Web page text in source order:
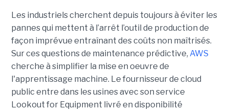
Les industriels cherchent depuis toujours à éviter les
pannes qui mettent à l’arrêt l’outil de production de
façon imprévue entraînant des coûts non maîtrisés.
Sur ces questions de maintenance prédictive, AWS
cherche à simplifier la mise en oeuvre de
l'apprentissage machine. Le fournisseur de cloud
public entre dans les usines avec son service
Lookout for Equipment livré en disponibilité